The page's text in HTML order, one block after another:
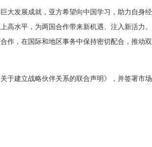
大发展成就，亚方希望向中国学习，助力自身经
高水平，为两国合作带来新机遇、注入新活力。
作，在国际和地区事务中保持密切配合，推动双
于建立战略伙伴关系的联合声明》，并签署市场